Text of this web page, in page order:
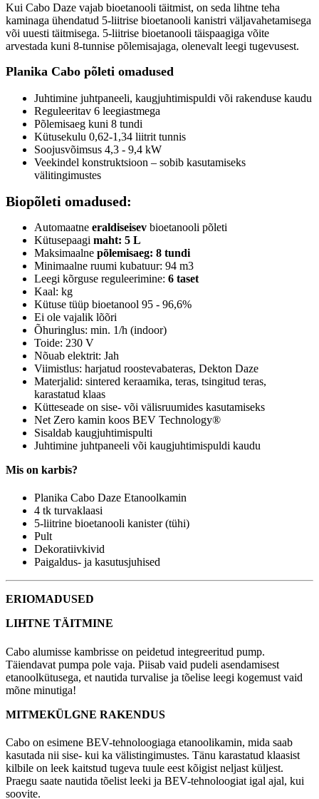
Kui Cabo Daze vajab bioetanooli täitmist, on seda lihtne teha
kaminaga ühendatud 5-liitrise bioetanooli kanistri väljavahetamisega
või uuesti täitmisega. 5-liitrise bioetanooli täispaagiga võite
arvestada kuni 8-tunnise põlemisajaga, olenevalt leegi tugevusest.
Planika Cabo põleti omadused
Juhtimine juhtpaneeli, kaugjuhtimispuldi või rakenduse kaudu
Reguleeritav 6 leegiastmega
Põlemisaeg kuni 8 tundi
Kütusekulu 0,62-1,34 liitrit tunnis
Soojusvõimsus 4,3 - 9,4 kW
Veekindel konstruktsioon – sobib kasutamiseks
välitingimustes
Biopõleti omadused:
Automaatne eraldiseisev bioetanooli põleti
Kütusepaagi maht: 5 L
Maksimaalne põlemisaeg: 8 tundi
Minimaalne ruumi kubatuur: 94 m3
Leegi kõrguse reguleerimine: 6 taset
Kaal: kg
Kütuse tüüp bioetanool 95 - 96,6%
Ei ole vajalik lõõri
Õhuringlus: min. 1/h (indoor)
Toide: 230 V
Nõuab elektrit: Jah
Viimistlus: harjatud roostevabateras, Dekton Daze
Materjalid: sintered keraamika, teras, tsingitud teras,
karastatud klaas
Kütteseade on sise- või välisruumides kasutamiseks
Net Zero kamin koos BEV Technology®
Sisaldab kaugjuhtimispulti
Juhtimine juhtpaneeli või kaugjuhtimispuldi kaudu
Mis on karbis?
Planika Cabo Daze Etanoolkamin
4 tk turvaklaasi
5-liitrine bioetanooli kanister (tühi)
Pult
Dekoratiivkivid
Paigaldus- ja kasutusjuhised
ERIOMADUSED
LIHTNE TÄITMINE
Cabo alumisse kambrisse on peidetud integreeritud pump.
Täiendavat pumpa pole vaja. Piisab vaid pudeli asendamisest
etanoolkütusega, et nautida turvalise ja tõelise leegi kogemust vaid
mõne minutiga!
MITMEKÜLGNE RAKENDUS
Cabo on esimene BEV-tehnoloogiaga etanoolikamin, mida saab
kasutada nii sise- kui ka välistingimustes. Tänu karastatud klaasist
kilbile on leek kaitstud tugeva tuule eest kõigist neljast küljest.
Praegu saate nautida tõelist leeki ja BEV-tehnoloogiat igal ajal, kui
soovite.